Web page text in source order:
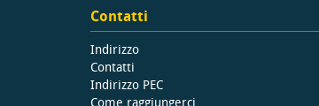
Contatti
Indirizzo
Contatti
Indirizzo PEC
Come raggiungerci